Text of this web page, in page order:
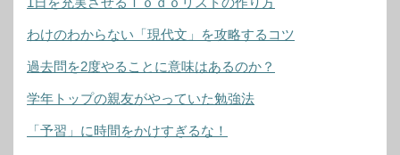
わけのわからない「現代文」を攻略するコツ
過去問を2度やることに意味はあるのか？
学年トップの親友がやっていた勉強法
「予習」に時間をかけすぎるな！